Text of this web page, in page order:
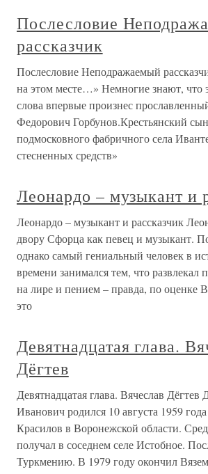
Послесловие
рассказчик
Послесловие Неподражаемый
на этом месте…» Немногие знают, что
слова впервые произнес
Федорович Горбунов.Крестьянский
подмосковного фабричного села
стесненных средств»
Леонардо – музыкант и
Леонардо – музыкант и рассказчик
двору Сфорца как певец и музыкант.
однако самый гениальный человек в
времени занимался тем, что развлекал
на лире и пением – правда, по оценке
это
Девятнадцатая глава.
Дёгтев
Девятнадцатая глава. Вячеслав Дёгтев
Иванович родился 10 августа 1959
Красилов в Воронежской области.
получал в соседнем селе Истобное.
Туркмению. В 1979 году окончил